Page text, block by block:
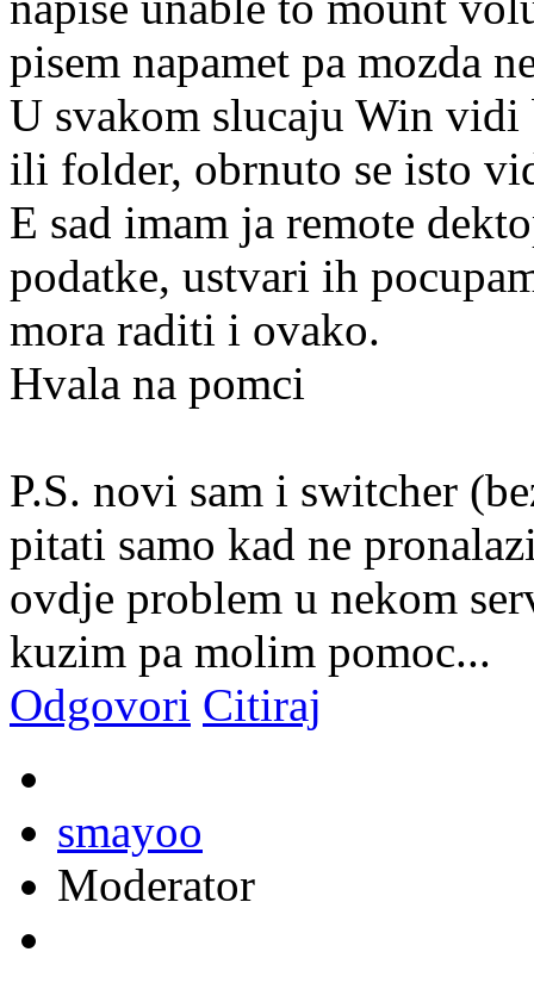
pisem napamet pa mozda
U svakom slucaju Win vidi
ili folder, obrnuto se isto
E sad imam ja remote
podatke, ustvari ih
mora raditi i ovako.
Hvala na pomci
P.S. novi sam i switcher
pitati samo kad ne
ovdje problem u nekom
kuzim pa molim pomoc...
Odgovori Citiraj
smayoo
Moderator